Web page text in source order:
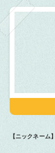
【ニックネーム】